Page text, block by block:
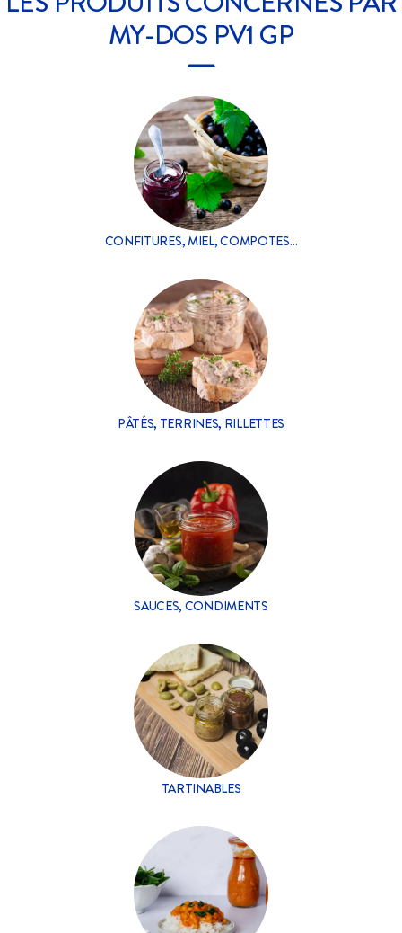
MY-DOS PV1 GP
CONFITURES, MIEL, COMPOTES…
PÂTÉS, TERRINES, RILLETTES
SAUCES, CONDIMENTS
TARTINABLES